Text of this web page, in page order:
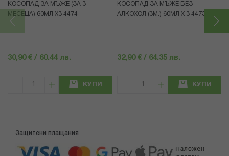
КОСОПАД ЗА МЪЖЕ (ЗА 3
МЕСЕЦА) 60МЛ X3 4474
30,90 € / 60.44 лв.
КУПИ
КОСОПАД ЗА МЪЖЕ БЕЗ
АЛКОХОЛ (3М.) 60МЛ X 3 4473
32,90 € / 64.35 лв.
КУПИ
Защитени плащания